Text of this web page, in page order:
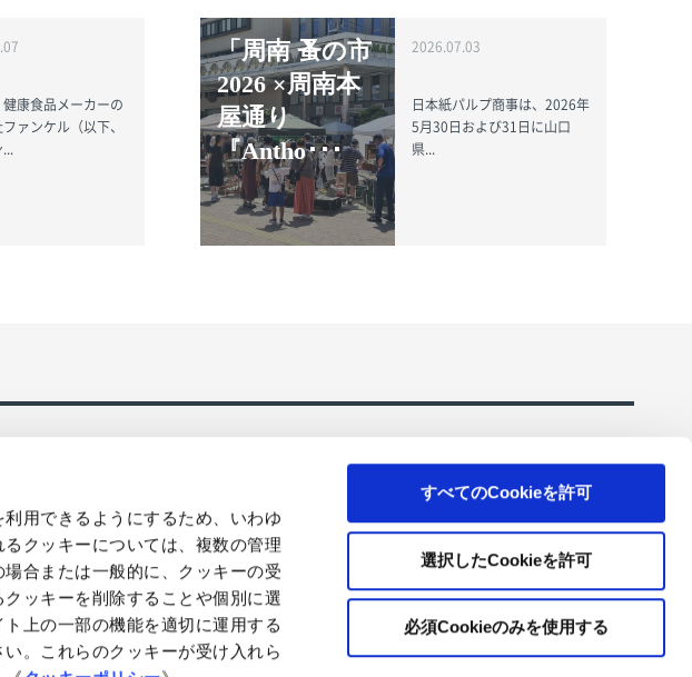
用できるようにするため、いわゆ
クッキーについては、複数の管理
合または一般的に、クッキーの受
ッキーを削除することや個別に選
上の一部の機能を適切に運用する
。これらのクッキーが受け入れら
すべてのCookieを許可
選択したCookieを許可
必須Cookieのみを使用する
健康食品メーカーの
ァンケル（以下、
「周南 蚤の市
2026 ×周南本
屋通り
『Antho･･･
2026.07.03
日本紙パルプ商事は、2026年
5月30日および31日に山口
県...
型の製品などによるソリューションのご
ンサルティングを提供
コアレックスの環境にやさしいトイレットペーパ
ー・ティシューを販売